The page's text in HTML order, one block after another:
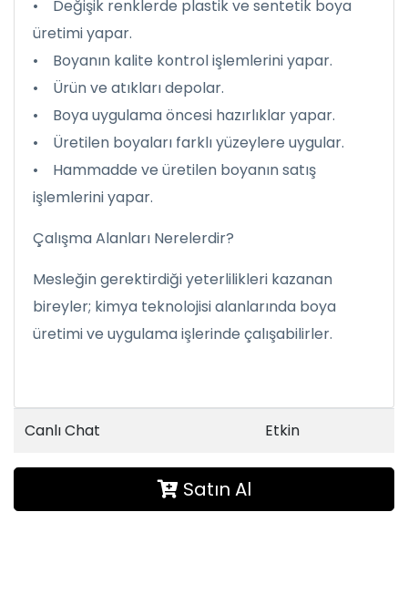
• Değişik renklerde plastik ve sentetik boya
üretimi yapar.
• Boyanın kalite kontrol işlemlerini yapar.
• Ürün ve atıkları depolar.
• Boya uygulama öncesi hazırlıklar yapar.
• Üretilen boyaları farklı yüzeylere uygular.
• Hammadde ve üretilen boyanın satış
işlemlerini yapar.
Çalışma Alanları Nerelerdir?
Mesleğin gerektirdiği yeterlilikleri kazanan
bireyler; kimya teknolojisi alanlarında boya
üretimi ve uygulama işlerinde çalışabilirler.
Canlı Chat Etkin
Satın Al